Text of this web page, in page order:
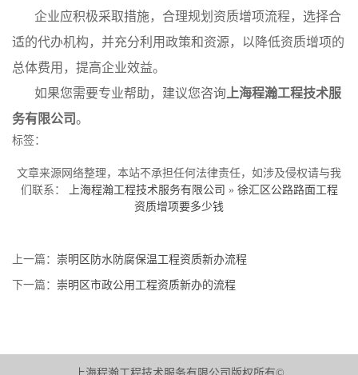
企业应积极采取措施，合理规划资质增项流程，选择合
适的代办机构，并充分利用政策和资源，以降低资质增项的
总体费用，提高企业效益。
如果您需要专业帮助，建议您咨询 上海程瀚工程技术服
务有限公司。
标签：
文章来源网络整理，本站不承担任何法律责任，如涉及侵权请与我
们联系：
上海程瀚工程技术服务有限公司 » 徐汇区公路路面工程
资质增项要多少钱
上一篇： 崇明区防水防腐保温工程资质新办流程
下一篇： 崇明区市政公用工程资质新办的流程